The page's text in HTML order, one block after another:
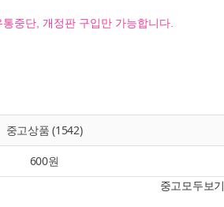
중단, 개정판 구입만 가능합니다.
중고상품 (1542)
600원
중고모두보기